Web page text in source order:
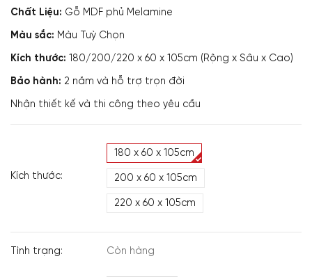
Chất Liệu: Gỗ MDF phủ Melamine
Màu sắc: Màu Tuỳ Chọn
Kích thước: 180/200/220 x 60 x 105cm (Rộng x Sâu x Cao)
Bảo hành: 2 năm và hỗ trợ trọn đời
Nhận thiết kế và thi công theo yêu cầu
Kích thước:
180 x 60 x 105cm
200 x 60 x 105cm
220 x 60 x 105cm
Tình trạng: Còn hàng